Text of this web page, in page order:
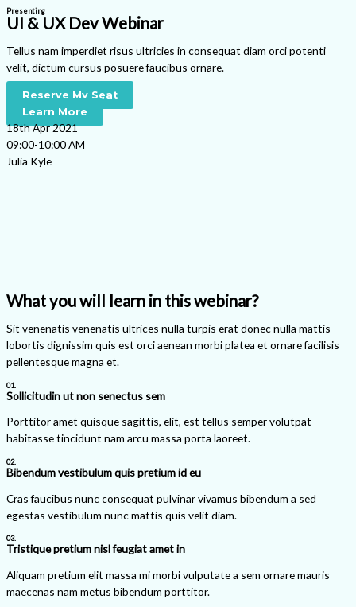
Presenting
UI & UX Dev Webinar
Tellus nam imperdiet risus ultricies in consequat diam orci potenti
velit, dictum cursus posuere faucibus ornare.
Reserve My Seat
Learn More
18th Apr 2021
09:00-10:00 AM
Julia Kyle
What you will learn in this webinar?
Sit venenatis venenatis ultrices nulla turpis erat donec nulla mattis
lobortis dignissim quis est orci aenean morbi platea et ornare facilisis
pellentesque magna et.
01.
Sollicitudin ut non senectus sem
Porttitor amet quisque sagittis, elit, est tellus semper volutpat
habitasse tincidunt nam arcu massa porta laoreet.
02.
Bibendum vestibulum quis pretium id eu
Cras faucibus nunc consequat pulvinar vivamus bibendum a sed
egestas vestibulum nunc mattis quis velit diam.
03.
Tristique pretium nisl feugiat amet in
Aliquam pretium elit massa mi morbi vulputate a sem ornare mauris
maecenas nam metus bibendum porttitor.